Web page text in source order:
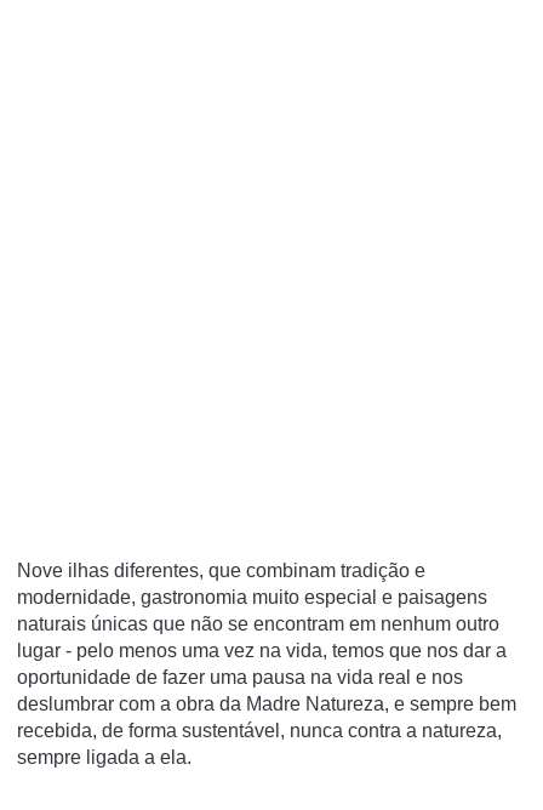
Nove ilhas diferentes, que combinam tradição e
modernidade, gastronomia muito especial e paisagens
naturais únicas que não se encontram em nenhum outro
lugar - pelo menos uma vez na vida, temos que nos dar a
oportunidade de fazer uma pausa na vida real e nos
deslumbrar com a obra da Madre Natureza, e sempre bem
recebida, de forma sustentável, nunca contra a natureza,
sempre ligada a ela.